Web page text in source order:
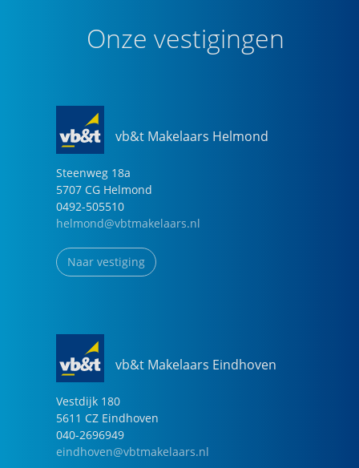
- De maandelijkse VVE-kosten bedragen voor de
Onze vestigingen
vb&t Makelaars Helmond
Steenweg 18a
5707 CG Helmond
0492-505510
helmond@vbtmakelaars.nl
Naar vestiging
vb&t Makelaars Eindhoven
Vestdijk 180
5611 CZ Eindhoven
040-2696949
eindhoven@vbtmakelaars.nl